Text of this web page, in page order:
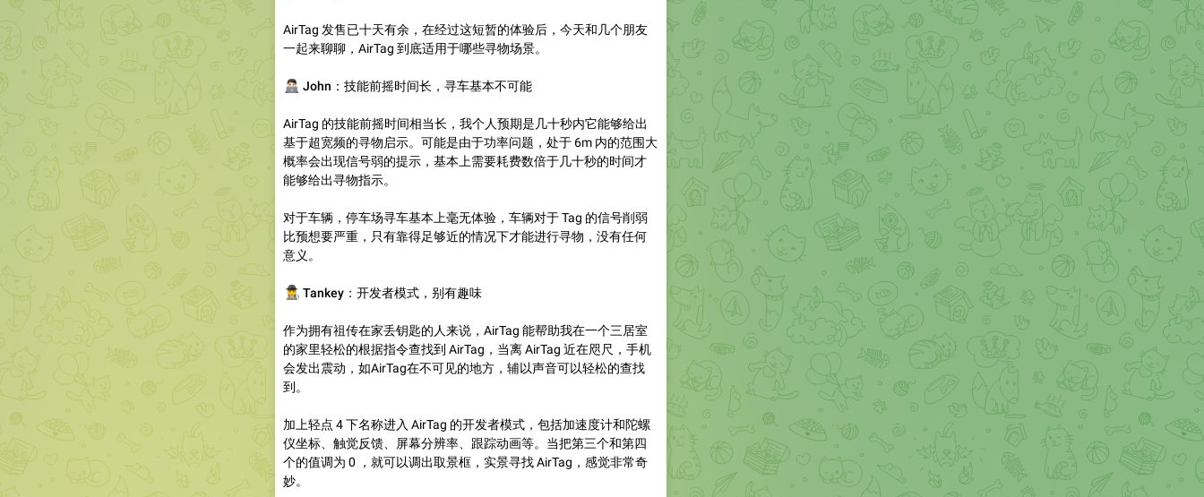
AirTag 发售已十天有余，在经过这短暂的体验后，今天和几个朋友
一起来聊聊，AirTag 到底适用于哪些寻物场景。
🧑🏻‍💻John：技能前摇时间长，寻车基本不可能
AirTag 的技能前摇时间相当长，我个人预期是几十秒内它能够给出
基于超宽频的寻物启示。可能是由于功率问题，处于 6m 内的范围大
概率会出现信号弱的提示，基本上需要耗费数倍于几十秒的时间才
能够给出寻物指示。
对于车辆，停车场寻车基本上毫无体验，车辆对于 Tag 的信号削弱
比预想要严重，只有靠得足够近的情况下才能进行寻物，没有任何
意义。
🕵Tankey：开发者模式，别有趣味
作为拥有祖传在家丢钥匙的人来说，AirTag 能帮助我在一个三居室
的家里轻松的根据指令查找到 AirTag，当离 AirTag 近在咫尺，手机
会发出震动，如AirTag在不可见的地方，辅以声音可以轻松的查找
到。
加上轻点 4 下名称进入 AirTag 的开发者模式，包括加速度计和陀螺
仪坐标、触觉反馈、屏幕分辨率、跟踪动画等。当把第三个和第四
个的值调为 0 ，就可以调出取景框，实景寻找 AirTag，感觉非常奇
妙。